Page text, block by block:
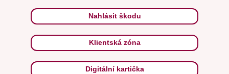
Nahlásit škodu
Klientská zóna
Digitální kartička